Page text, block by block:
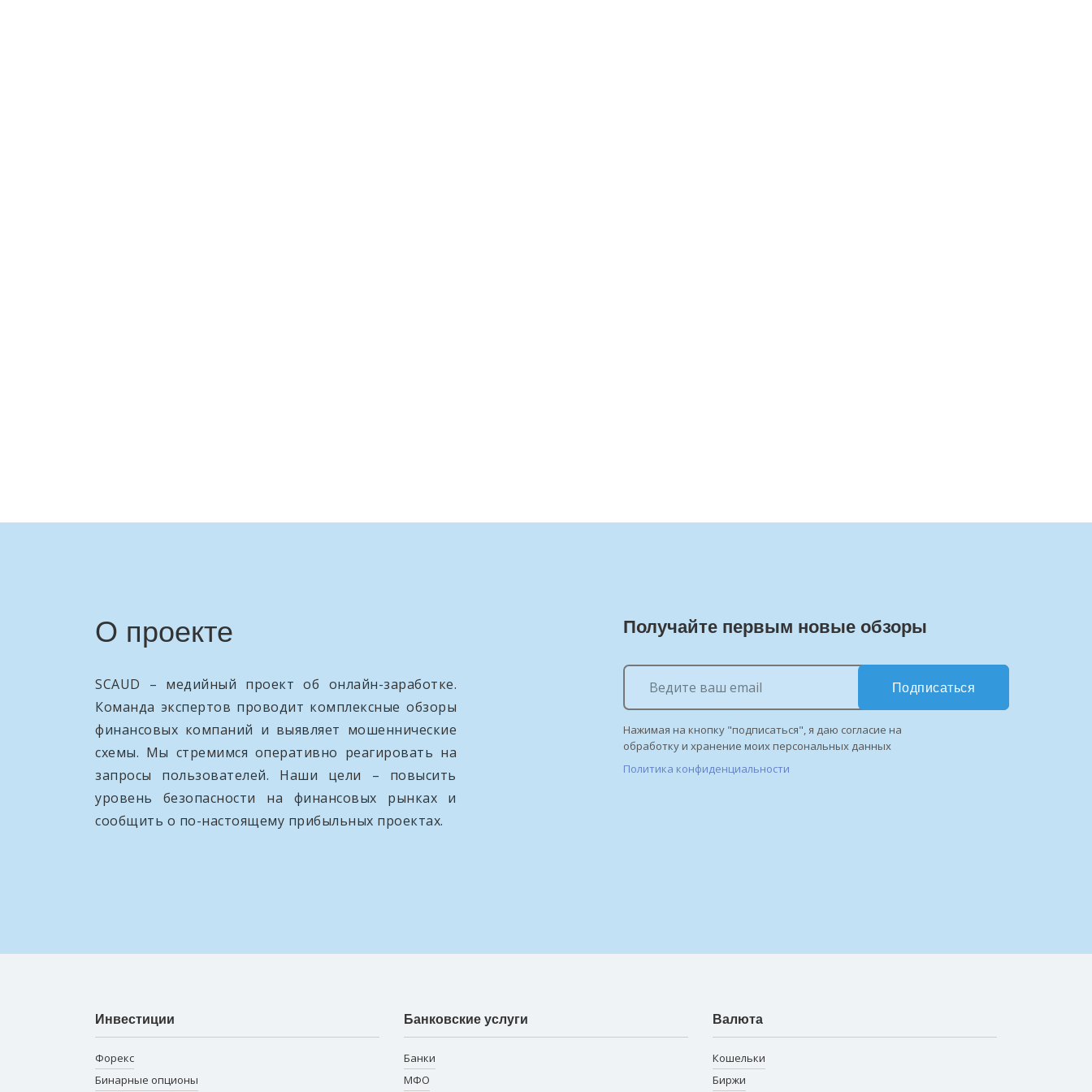
О проекте
SCAUD – медийный проект об онлайн-заработке.
Команда экспертов проводит комплексные обзоры
финансовых компаний и выявляет мошеннические
схемы. Мы стремимся оперативно реагировать на
запросы пользователей. Наши цели – повысить
уровень безопасности на финансовых рынках и
сообщить о по-настоящему прибыльных проектах.
Получайте первым новые обзоры
Подписаться
Нажимая на кнопку "подписаться", я даю согласие на
обработку и хранение моих персональных данных
Политика конфиденциальности
Инвестиции
Форекс
Бинарные опционы
Банковские услуги
Банки
МФО
Валюта
Кошельки
Биржи